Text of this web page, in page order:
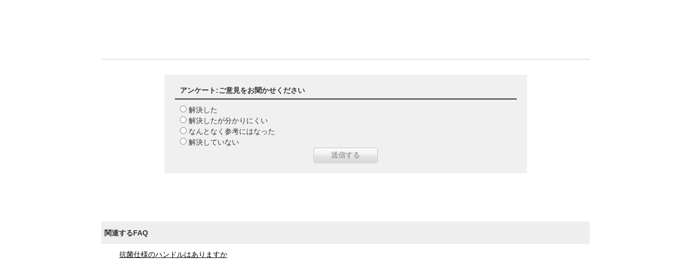
アンケート:ご意見をお聞かせください
解決した
解決したが分かりにくい
なんとなく参考にはなった
解決していない
関連するFAQ
抗菌仕様のハンドルはありますか